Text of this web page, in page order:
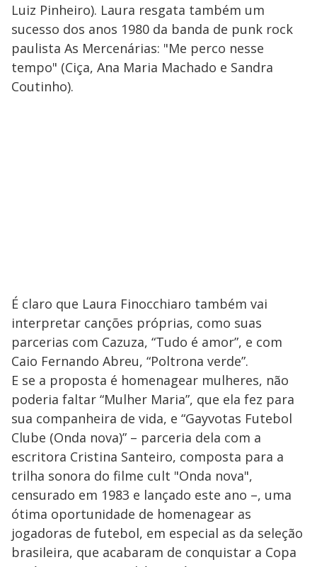
Luiz Pinheiro). Laura resgata também um
sucesso dos anos 1980 da banda de punk rock
paulista As Mercenárias: "Me perco nesse
tempo" (Ciça, Ana Maria Machado e Sandra
Coutinho).
É claro que Laura Finocchiaro também vai
interpretar canções próprias, como suas
parcerias com Cazuza, “Tudo é amor”, e com
Caio Fernando Abreu, “Poltrona verde”.
E se a proposta é homenagear mulheres, não
poderia faltar “Mulher Maria”, que ela fez para
sua companheira de vida, e “Gayvotas Futebol
Clube (Onda nova)” – parceria dela com a
escritora Cristina Santeiro, composta para a
trilha sonora do filme cult "Onda nova",
censurado em 1983 e lançado este ano –, uma
ótima oportunidade de homenagear as
jogadoras de futebol, em especial as da seleção
brasileira, que acabaram de conquistar a Copa